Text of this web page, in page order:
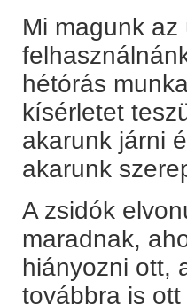
Mi magunk
hétórás
kísérletet
akarunk járni
akarunk
A zsidók
maradnak,
hiányozni ott,
továbbra is